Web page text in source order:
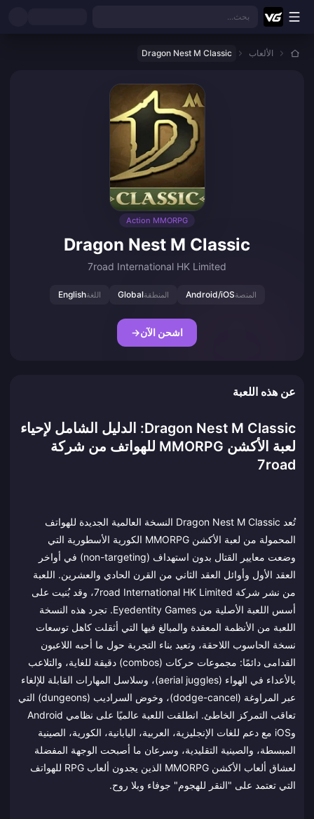
انتقل إلى المحتوى الرئيسي
بحث...
الألعاب Dragon Nest M Classic
Action MMORPG
Dragon Nest M Classic
7road International HK Limited
المنصةAndroid/iOS المنطقةGlobal اللغةEnglish
اشحن الآن→
عن هذه اللعبة
Dragon Nest M Classic: الدليل الشامل لإحياء
لعبة الأكشن MMORPG للهواتف من شركة
7road
تُعد Dragon Nest M Classic النسخة العالمية الجديدة للهواتف
المحمولة من لعبة الأكشن MMORPG الكورية الأسطورية التي
وضعت معايير القتال بدون استهداف (non-targeting) في أواخر
العقد الأول وأوائل العقد الثاني من القرن الحادي والعشرين. اللعبة
من نشر شركة 7road International HK Limited، وقد بُنيت على
أسس اللعبة الأصلية من Eyedentity Games. تجرد هذه النسخة
اللعبة من الأنظمة المعقدة والمبالغ فيها التي أثقلت كاهل توسعات
نسخة الحاسوب اللاحقة، وتعيد بناء التجربة حول ما أحبه اللاعبون
القدامى دائمًا: مجموعات حركات (combos) دقيقة للغاية، والتلاعب
بالأعداء في الهواء (aerial juggles)، وسلاسل المهارات القابلة للإلغاء
عبر المراوغة (dodge-cancel)، وخوض السراديب (dungeons) التي
تعاقب التمركز الخاطئ. انطلقت اللعبة عالميًا على نظامي Android
وiOS مع دعم للغات الإنجليزية، العربية، اليابانية، الكورية، الصينية
المبسطة، والصينية التقليدية، وسرعان ما أصبحت الوجهة المفضلة
لعشاق ألعاب الأكشن MMORPG الذين يجدون ألعاب RPG للهواتف
التي تعتمد على "النقر للهجوم" جوفاء وبلا روح.